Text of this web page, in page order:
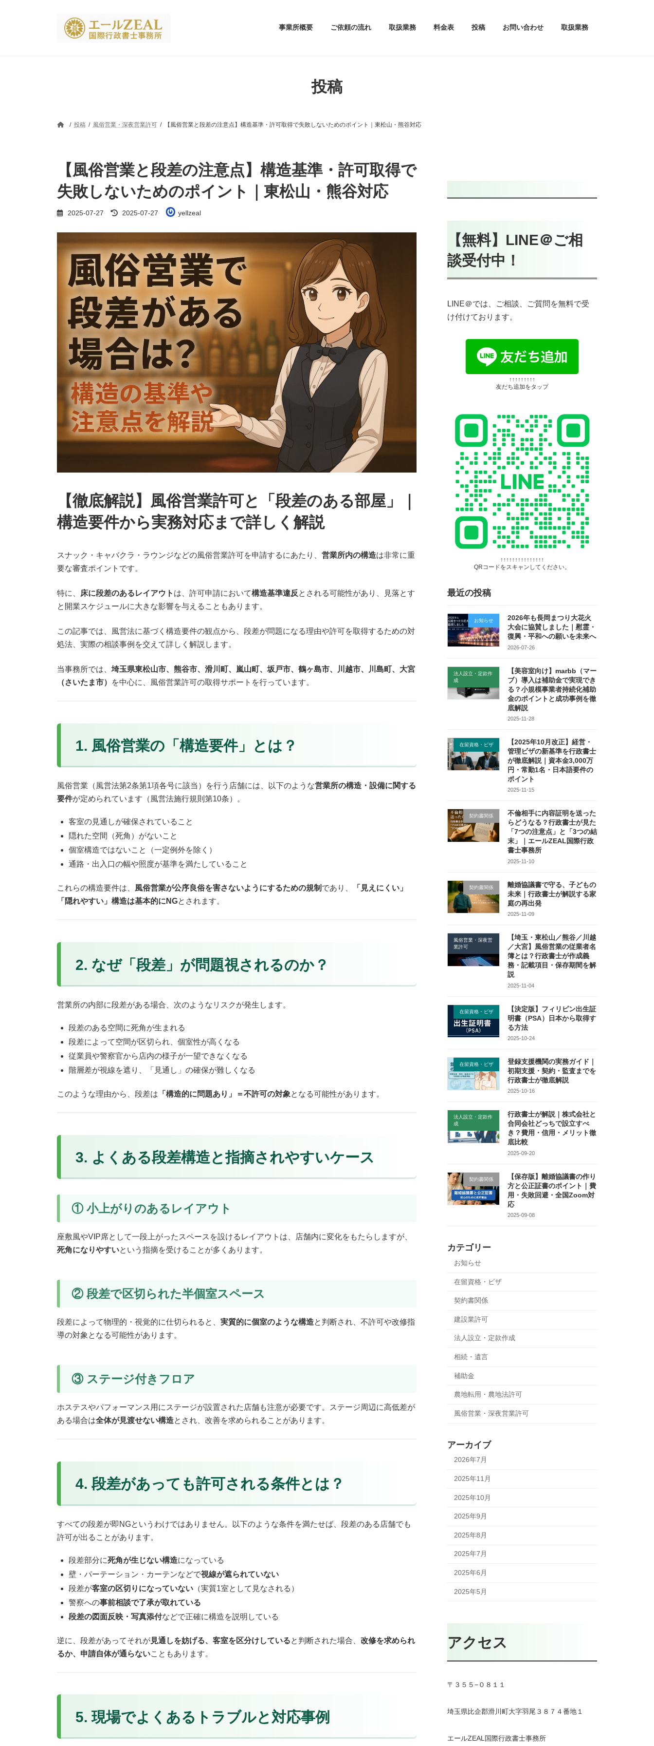
事業所概要 ご依頼の流れ 取扱業務 料金表 投稿 お問い合わせ 取扱業務
投稿
投稿 風俗営業・深夜営業許可 【風俗営業と段差の注意点】構造基準・許可取得で失敗しないためのポイント｜東松山・熊谷対応
【風俗営業と段差の注意点】構造基準・許可取得で
失敗しないためのポイント｜東松山・熊谷対応
2025-07-27
最
終
日
時
:
2025-07-27 yellzeal
【徹底解説】風俗営業許可と「段差のある部屋」｜
構造要件から実務対応まで詳しく解説
スナック・キャバクラ・ラウンジなどの風俗営業許可を申請するにあたり、 営業所内の構造は非常に重
要な審査ポイントです。
特に、 床に段差のあるレイアウト は、許可申請において構造基準違反 とされる可能性があり、見落とす
と開業スケジュールに大きな影響を与えることもあります。
この記事では、風営法に基づく構造要件の観点から、段差が問題になる理由や許可を取得するための対
処法、実際の相談事例を交えて詳しく解説します。
当事務所では、 埼玉県東松山市、熊谷市、滑川町、嵐山町、坂戸市、鶴ヶ島市、川越市、川島町、大宮
（さいたま市）
を中心に、風俗営業許可の取得サポートを行っています。
1. 風俗営業の「構造要件」とは？
風俗営業（風営法第2条第1項各号に該当）を行う店舗には、以下のような営業所の構造・設備に関する
要件が定められています（風営法施行規則第10条）。
客室の見通しが確保されていること
隠れた空間（死角）がないこと
個室構造ではないこと（一定例外を除く）
通路・出入口の幅や照度が基準を満たしていること
これらの構造要件は、 風俗営業が公序良俗を害さないようにするための規制 であり、
「見えにくい」
「隠れやすい」構造は基本的にNGとされます。
2. なぜ「段差」が問題視されるのか？
営業所の内部に段差がある場合、次のようなリスクが発生します。
段差のある空間に死角が生まれる
段差によって空間が区切られ、個室性が高くなる
従業員や警察官から店内の様子が一望できなくなる
階層差が視線を遮り、「見通し」の確保が難しくなる
このような理由から、段差は 「構造的に問題あり」＝不許可の対象となる可能性があります。
3. よくある段差構造と指摘されやすいケース
① 小上がりのあるレイアウト
座敷風やVIP席として一段上がったスペースを設けるレイアウトは、店舗内に変化をもたらしますが、
死角になりやすいという指摘を受けることが多くあります。
② 段差で区切られた半個室スペース
段差によって物理的・視覚的に仕切られると、 実質的に個室のような構造と判断され、不許可や改修指
導の対象となる可能性があります。
③ ステージ付きフロア
ホステスやパフォーマンス用にステージが設置された店舗も注意が必要です。ステージ周辺に高低差が
ある場合は全体が見渡せない構造とされ、改善を求められることがあります。
4. 段差があっても許可される条件とは？
すべての段差が即NGというわけではありません。以下のような条件を満たせば、段差のある店舗でも
許可が出ることがあります。
段差部分に死角が生じない構造になっている
壁・パーテーション・カーテンなどで視線が遮られていない
段差が客室の区切りになっていない （実質1室として見なされる）
警察への事前相談で了承が取れている
段差の図面反映・写真添付などで正確に構造を説明している
逆に、段差があってそれが見通しを妨げる、客室を区分けしていると判断された場合、 改修を求められ
るか、申請自体が通らないこともあります。
5. 現場でよくあるトラブルと対応事例
【無料】LINE＠ご相
談受付中！
LINE＠では、ご相談、ご質問を無料で受
け付けております。
↑↑↑↑↑↑↑↑↑
友だち追加をタップ
↑↑↑↑↑↑↑↑↑↑↑↑↑↑↑
QRコードをスキャンしてください。
最近の投稿
お知らせ
2026年も長岡まつり大花火
大会に協賛しました｜慰霊・
復興・平和への願いを未来へ
2026-07-26
法人設立・定款作
成
【美容室向け】marbb（マー
ブ）導入は補助金で実現でき
る？小規模事業者持続化補助
金のポイントと成功事例を徹
底解説
2025-11-28
在留資格・ビザ
【2025年10月改正】経営・
管理ビザの新基準を行政書士
が徹底解説｜資本金3,000万
円・常勤1名・日本語要件の
ポイント
2025-11-15
契約書関係
不倫相手に内容証明を送った
らどうなる？行政書士が見た
「7つの注意点」と「3つの結
末」｜エールZEAL国際行政
書士事務所
2025-11-10
契約書関係
離婚協議書で守る、子どもの
未来｜行政書士が解説する家
庭の再出発
2025-11-09
風俗営業・深夜営
業許可
【埼玉・東松山／熊谷／川越
／大宮】風俗営業の従業者名
簿とは？行政書士が作成義
務・記載項目・保存期間を解
説
2025-11-04
在留資格・ビザ
【決定版】フィリピン出生証
明書（PSA）日本から取得す
る方法
2025-10-24
在留資格・ビザ
登録支援機関の実務ガイド｜
初期支援・契約・監査までを
行政書士が徹底解説
2025-10-16
法人設立・定款作
成
行政書士が解説｜株式会社と
合同会社どっちで設立すべ
き？費用・信用・メリット徹
底比較
2025-09-20
契約書関係
【保存版】離婚協議書の作り
方と公正証書のポイント｜費
用・失敗回避・全国Zoom対
応
2025-09-08
カテゴリー
お知らせ
在留資格・ビザ
契約書関係
建設業許可
法人設立・定款作成
相続・遺言
補助金
農地転用・農地法許可
風俗営業・深夜営業許可
アーカイブ
2026年7月
2025年11月
2025年10月
2025年9月
2025年8月
2025年7月
2025年6月
2025年5月
アクセス
〒３５５−０８１１
埼玉県比企郡滑川町大字羽尾３８７４番地１
エールZEAL国際行政書士事務所